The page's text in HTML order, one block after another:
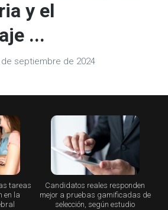
y el
...
de septiembre de 2024
tareas
en la
Candidatos reales responden
mejor a pruebas gamificadas de
selección, según estudio